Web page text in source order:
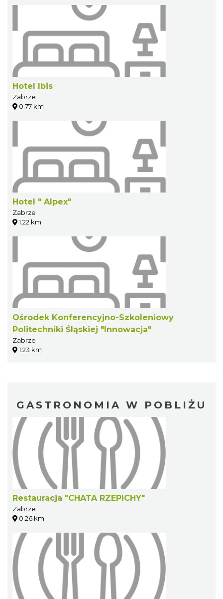
Hotel Ibis
Zabrze
0.77 km
Hotel " Alpex"
Zabrze
1.22 km
Ośrodek Konferencyjno-Szkoleniowy
Politechniki Śląskiej "Innowacja"
Zabrze
1.23 km
GASTRONOMIA W POBLIŻU
Restauracja "CHATA RZEPICHY"
Zabrze
0.26 km